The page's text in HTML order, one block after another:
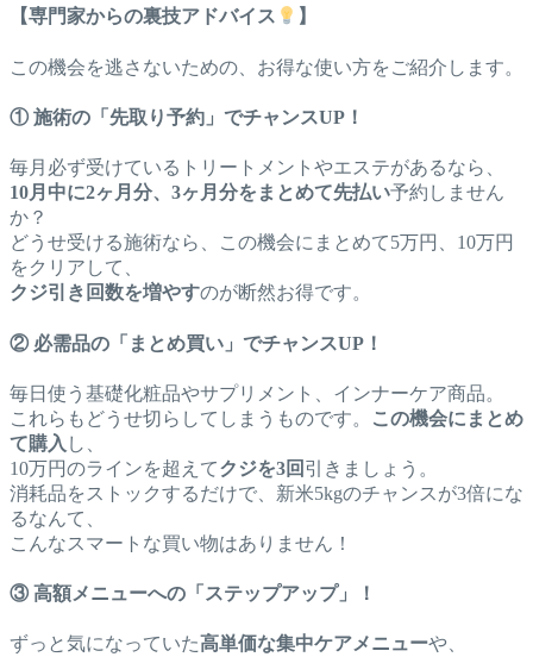
【専門家からの裏技アドバイス 】
この機会を逃さないための、お得な使い方をご紹介します。
① 施術の「先取り予約」でチャンスUP！
毎月必ず受けているトリートメントやエステがあるなら、
10月中に2ヶ月分、3ヶ月分をまとめて先払い予約しません
か？
どうせ受ける施術なら、この機会にまとめて5万円、10万円
をクリアして、
クジ引き回数を増やすのが断然お得です。
② 必需品の「まとめ買い」でチャンスUP！
毎日使う基礎化粧品やサプリメント、インナーケア商品。
これらもどうせ切らしてしまうものです。
この機会にまとめ
て購入 し、
10万円のラインを超えてクジを3回 引きましょう。
消耗品をストックするだけで、新米5kgのチャンスが3倍にな
るなんて、
こんなスマートな買い物はありません！
③ 高額メニューへの「ステップアップ」！
ずっと気になっていた高単価な集中ケアメニューや、